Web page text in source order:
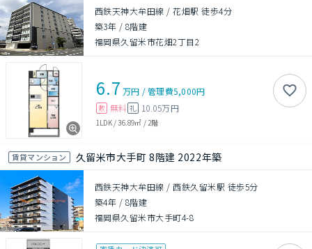
西鉄天神大牟田線 / 花畑駅 徒歩4分
築3年 / 8階建
福岡県久留米市花畑2丁目2
6.7 万円 /管理費5,000円
敷 無料 礼 10.05万円
1LDK/36.89㎡ / 2階
賃貸マンション 久留米市大手町 8階建 2022年築
西鉄天神大牟田線 / 西鉄久留米駅 徒歩5分
築4年 / 8階建
福岡県久留米市大手町4-8